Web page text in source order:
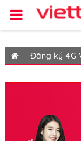
Đăng ký 4G